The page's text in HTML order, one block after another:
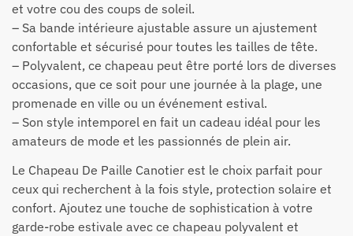
et votre cou des coups de soleil.
– Sa bande intérieure ajustable assure un ajustement
confortable et sécurisé pour toutes les tailles de tête.
– Polyvalent, ce chapeau peut être porté lors de diverses
occasions, que ce soit pour une journée à la plage, une
promenade en ville ou un événement estival.
– Son style intemporel en fait un cadeau idéal pour les
amateurs de mode et les passionnés de plein air.
Le Chapeau De Paille Canotier est le choix parfait pour
ceux qui recherchent à la fois style, protection solaire et
confort. Ajoutez une touche de sophistication à votre
garde-robe estivale avec ce chapeau polyvalent et